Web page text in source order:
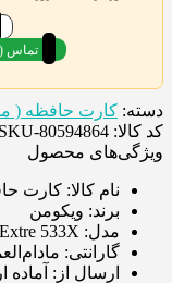
(0921 541 0475) تماس
دسته: کارت حافظه (
کد کالا: SKU-80594864
ویژگی‌های محصول
نام کالا: کارت
برند: ویکومن
مدل: Extre 533X
گارانتی:
ارسال از: آماده